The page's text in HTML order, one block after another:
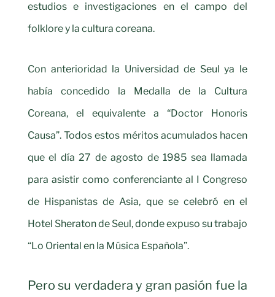
estudios e investigaciones en el campo del
folklore y la cultura coreana.
Con anterioridad la Universidad de Seul ya le
había concedido la Medalla de la Cultura
Coreana, el equivalente a “Doctor Honoris
Causa”. Todos estos méritos acumulados hacen
que el día 27 de agosto de 1985 sea llamada
para asistir como conferenciante al I Congreso
de Hispanistas de Asia, que se celebró en el
Hotel Sheraton de Seul, donde expuso su trabajo
“Lo Oriental en la Música Española”.
Pero su verdadera y gran pasión fue la